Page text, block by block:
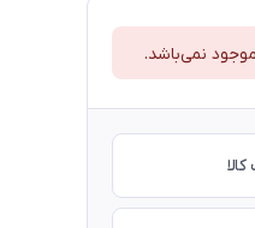
نمی‌باشد.